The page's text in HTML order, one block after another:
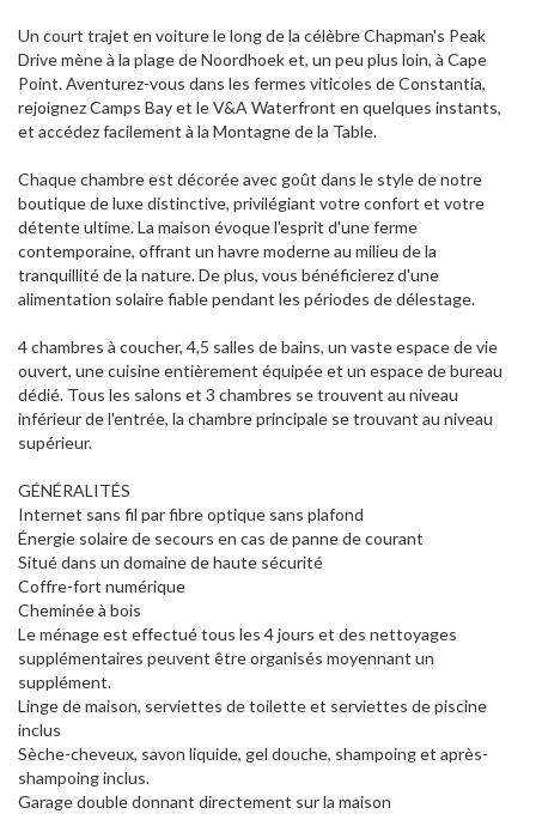
Un court trajet en voiture le long de la célèbre Chapman's Peak
Drive mène à la plage de Noordhoek et, un peu plus loin, à Cape
Point. Aventurez-vous dans les fermes viticoles de Constantia,
rejoignez Camps Bay et le V&A Waterfront en quelques instants,
et accédez facilement à la Montagne de la Table.
Chaque chambre est décorée avec goût dans le style de notre
boutique de luxe distinctive, privilégiant votre confort et votre
détente ultime. La maison évoque l'esprit d'une ferme
contemporaine, offrant un havre moderne au milieu de la
tranquillité de la nature. De plus, vous bénéficierez d'une
alimentation solaire fiable pendant les périodes de délestage.
4 chambres à coucher, 4,5 salles de bains, un vaste espace de vie
ouvert, une cuisine entièrement équipée et un espace de bureau
dédié. Tous les salons et 3 chambres se trouvent au niveau
inférieur de l'entrée, la chambre principale se trouvant au niveau
supérieur.
GÉNÉRALITÉS
Internet sans fil par fibre optique sans plafond
Énergie solaire de secours en cas de panne de courant
Situé dans un domaine de haute sécurité
Coffre-fort numérique
Cheminée à bois
Le ménage est effectué tous les 4 jours et des nettoyages
supplémentaires peuvent être organisés moyennant un
supplément.
Linge de maison, serviettes de toilette et serviettes de piscine
inclus
Sèche-cheveux, savon liquide, gel douche, shampoing et après-
shampoing inclus.
Garage double donnant directement sur la maison